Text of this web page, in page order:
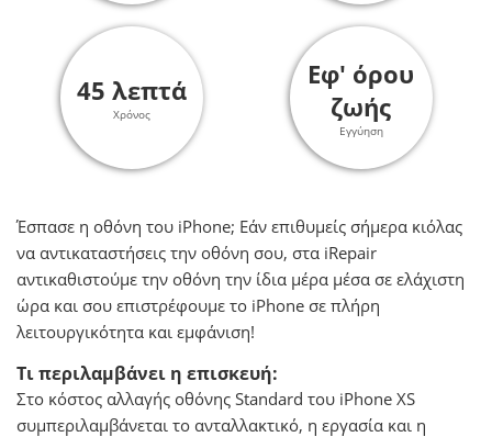
45 λεπτά
Χρόνος
Εφ' όρου
ζωής
Εγγύηση
Έσπασε η οθόνη του iPhone; Εάν επιθυμείς σήμερα κιόλας
να αντικαταστήσεις την οθόνη σου, στα iRepair
αντικαθιστούμε την οθόνη την ίδια μέρα μέσα σε ελάχιστη
ώρα και σου επιστρέφουμε το iPhone σε πλήρη
λειτουργικότητα και εμφάνιση!
Τι περιλαμβάνει η επισκευή:
Στο κόστος αλλαγής οθόνης Standard του iPhone XS
συμπεριλαμβάνεται το ανταλλακτικό, η εργασία και η